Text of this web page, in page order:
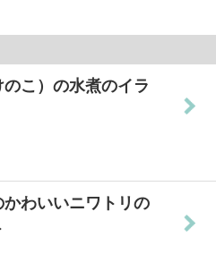
こ）の水煮のイラ
かわいいニワトリの